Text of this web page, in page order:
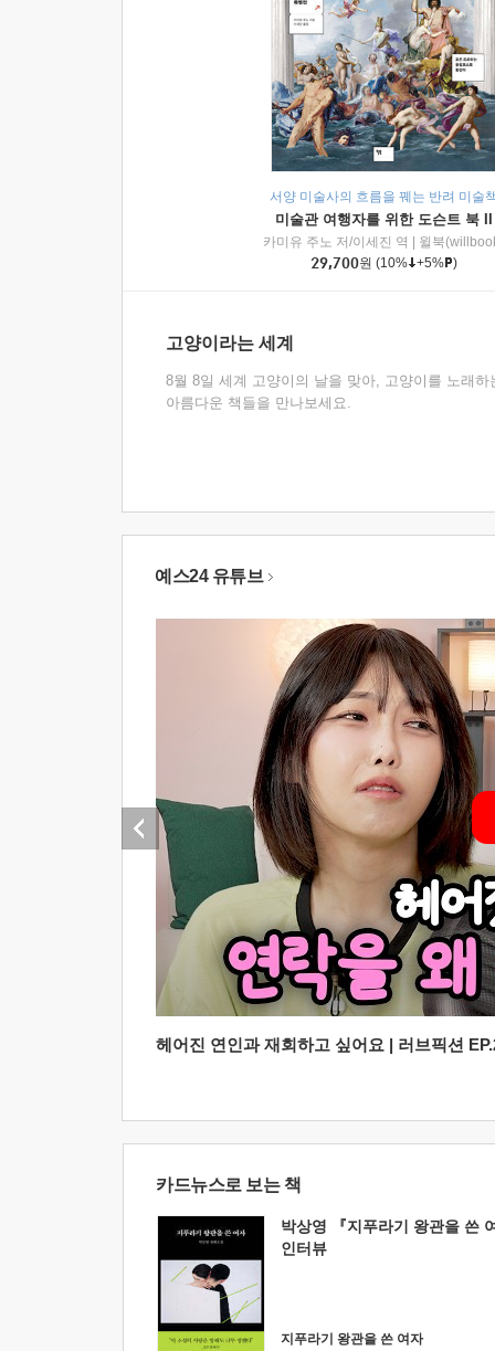
서양 미술사의 흐름을 꿰는 반려 미술
미술관 여행자를 위한 도슨트 북 II
카미유 주노 저/이세진 역
윌북
29,700원 (10% +5% )
고양이라는 세계
8월 8일 세계 고양이의 날을 맞아, 고양이를 노래하
아름다운 책들을 만나보세요.
예스24 유튜브
헤어진 연인과 재회하고 싶어요 | 러브픽션
카드뉴스로 보는 책
박상영 『지푸라기 왕관을 쓴
인터뷰
지푸라기 왕관을 쓴 여자